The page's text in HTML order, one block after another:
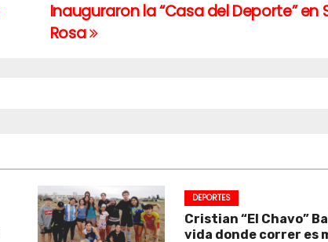
Inauguraron la “Casa del Deporte” en
Rosa
DEPORTES
Cristian “El Chavo”
vida donde correr es